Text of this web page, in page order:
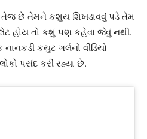
છે તેમને કશુય શિખડાવવું પડે તેમ
હોય તો કશું પણ કહેવા જેવું નથી.
કયુટ ગર્લનો વીડિયો
પસંદ કરી રહ્યા છે.